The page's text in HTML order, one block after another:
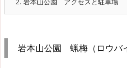
2. 岩本山公園 アクセスと駐車場
岩本山公園 蝋梅（ロウバ